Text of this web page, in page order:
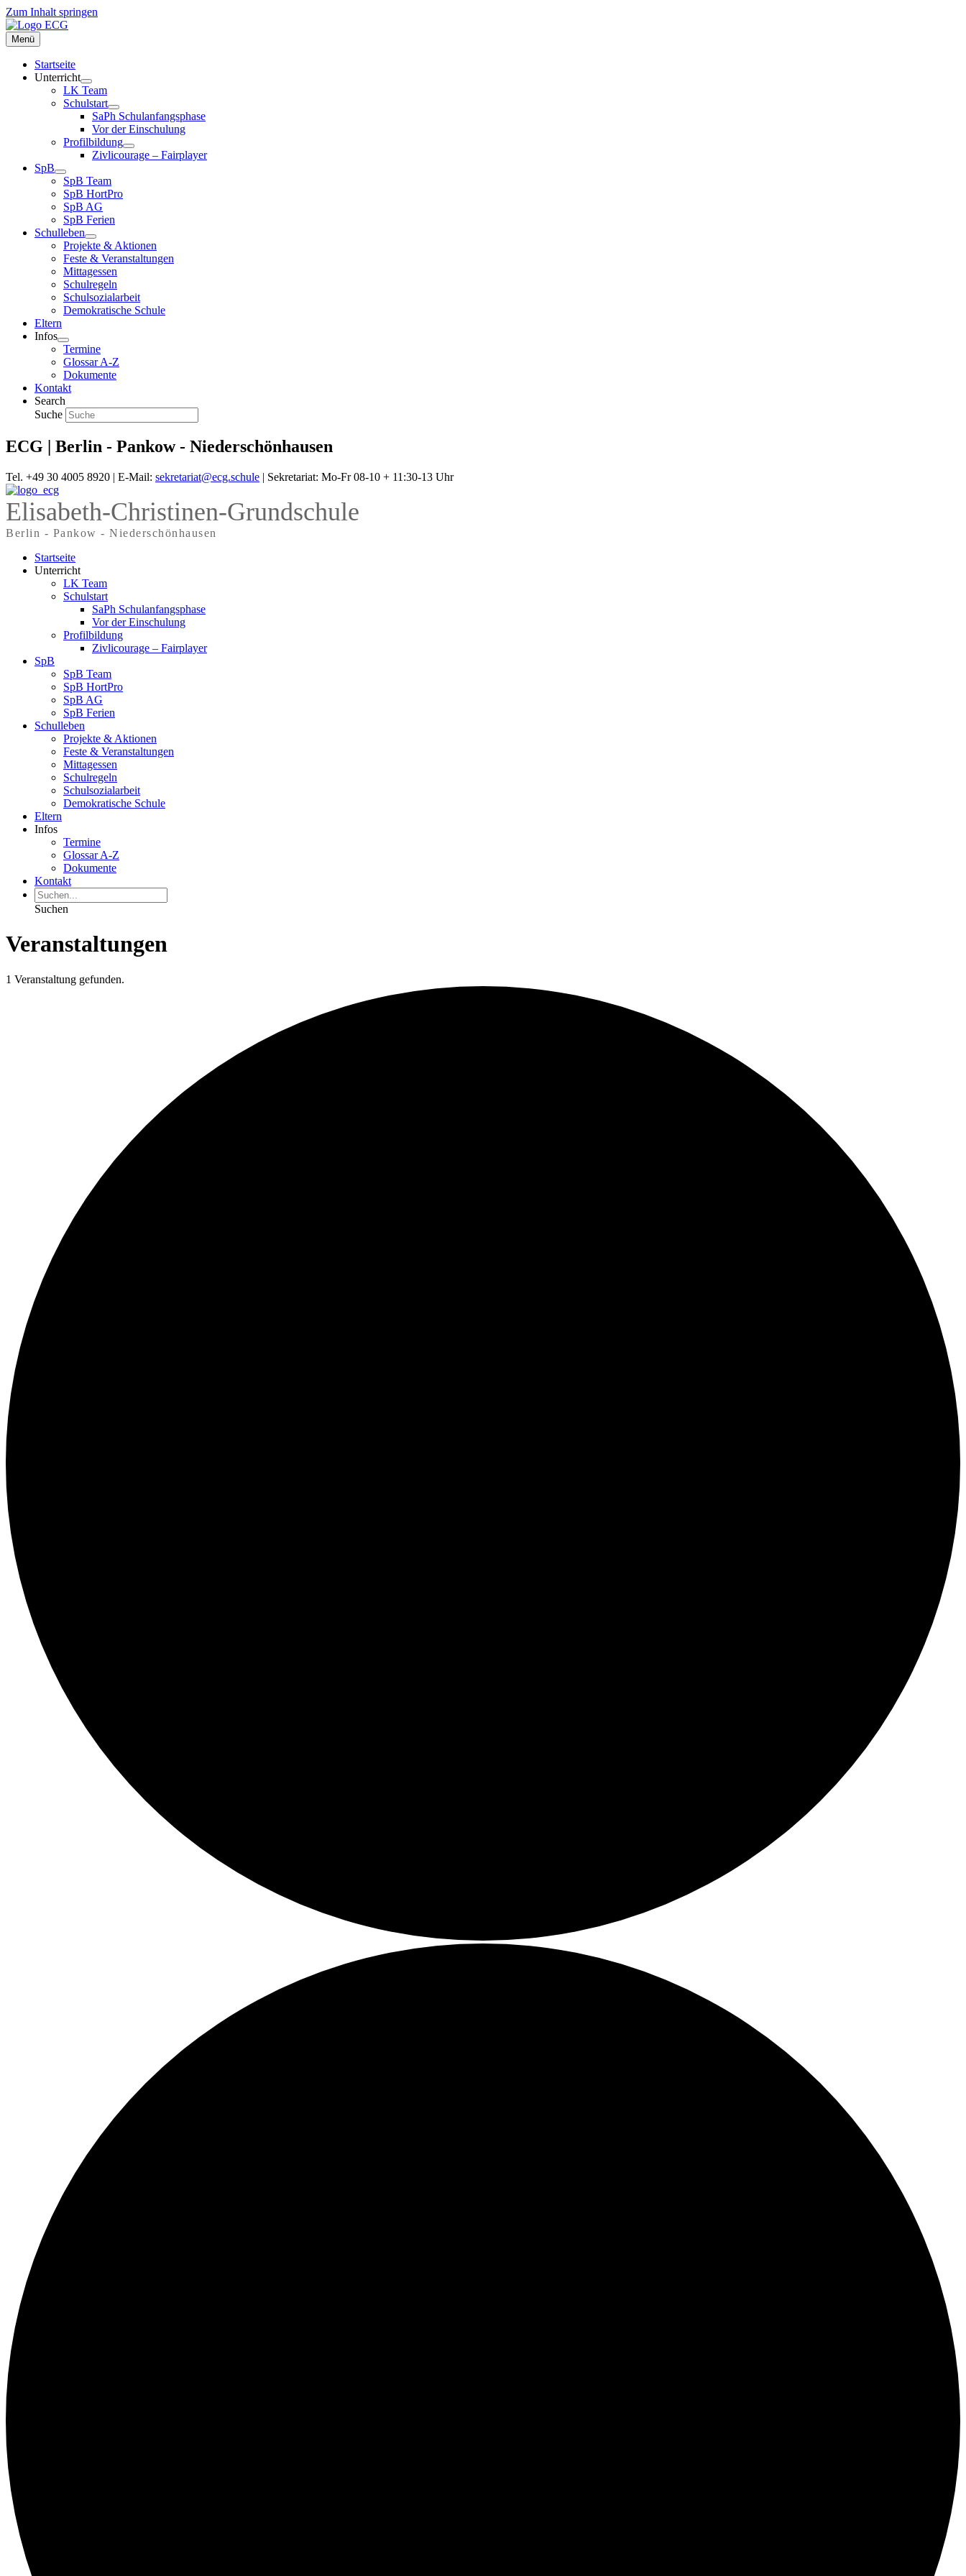
Zum Inhalt springen
Menü
Startseite
Unterricht
LK Team
Schulstart
SaPh Schulanfangsphase
Vor der Einschulung
Profilbildung
Zivlicourage – Fairplayer
SpB
SpB Team
SpB HortPro
SpB AG
SpB Ferien
Schulleben
Projekte & Aktionen
Feste & Veranstaltungen
Mittagessen
Schulregeln
Schulsozialarbeit
Demokratische Schule
Eltern
Infos
Termine
Glossar A-Z
Dokumente
Kontakt
Search
Suche
ECG | Berlin - Pankow - Niederschönhausen
Tel. +49 30 4005 8920 | E-Mail: sekretariat@ecg.schule | Sekretariat: Mo-Fr 08-10 + 11:30-13 Uhr
Elisabeth-Christinen-Grundschule
Berlin - Pankow - Niederschönhausen
Startseite
Unterricht
LK Team
Schulstart
SaPh Schulanfangsphase
Vor der Einschulung
Profilbildung
Zivlicourage – Fairplayer
SpB
SpB Team
SpB HortPro
SpB AG
SpB Ferien
Schulleben
Projekte & Aktionen
Feste & Veranstaltungen
Mittagessen
Schulregeln
Schulsozialarbeit
Demokratische Schule
Eltern
Infos
Termine
Glossar A-Z
Dokumente
Kontakt
Suchen
Veranstaltungen
1 Veranstaltung gefunden.